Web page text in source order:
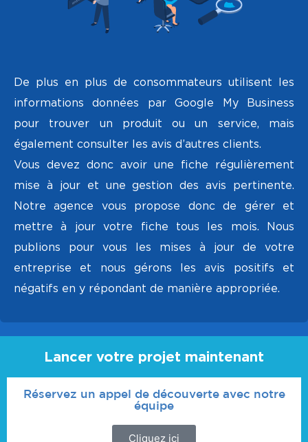
De plus en plus de consommateurs utilisent les
informations données par Google My Business
pour trouver un produit ou un service, mais
également consulter les avis d’autres clients.
Vous devez donc avoir une fiche régulièrement
mise à jour et une gestion des avis pertinente.
Notre agence vous propose donc de gérer et
mettre à jour votre fiche tous les mois. Nous
publions pour vous les mises à jour de votre
entreprise et nous gérons les avis positifs et
négatifs en y répondant de manière appropriée.
Lancer votre projet maintenant
Réservez un appel de découverte avec notre
équipe
Cliquez ici